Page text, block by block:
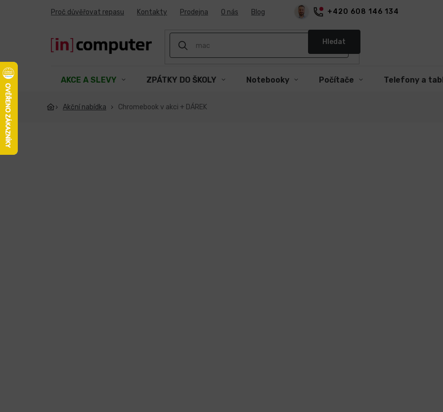
+420 608 146 134
Proč důvěřovat repasu Kontakty Prodejna O nás Blog
Hledat
AKCE A SLEVY ZPÁTKY DO ŠKOLY Notebooky Počítače Telefony a
Akční nabídka Chromebook v akci + DÁREK